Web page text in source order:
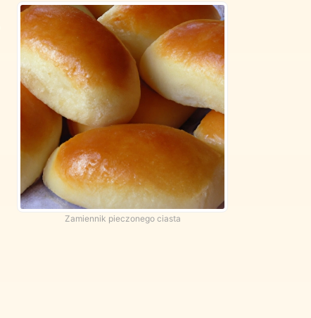
Zamiennik pieczonego ciasta